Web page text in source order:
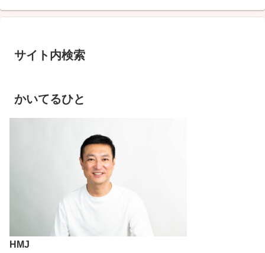
サイト内検索
かいてるひと
HMJ